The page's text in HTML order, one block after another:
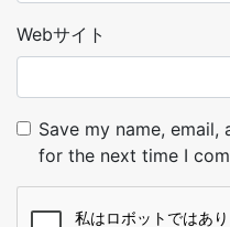
Webサイト
Save my name,
for the next time I